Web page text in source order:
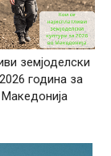
земјоделски
година за